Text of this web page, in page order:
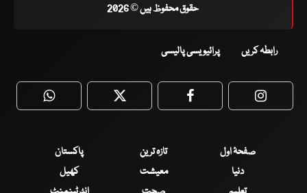
حقوق محفوظ ہیں © 2026
رابطہ کریں پرائیویسی پالیسی
WhatsApp Twitter Facebook
صفحۂ اول تازہ ترین
پاکستان
دنیا
معیشت
کھیل